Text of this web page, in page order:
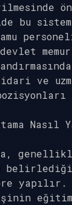
bu
ve
Nasıl
yapılır.
eğitim